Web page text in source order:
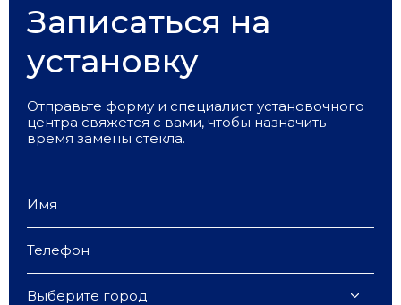
Записаться на
установку
Отправьте форму и специалист установочного
центра свяжется с вами, чтобы назначить
время замены стекла.
Выберите город